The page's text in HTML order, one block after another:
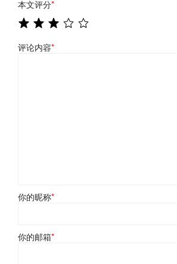
本文评分*
评论内容*
你的昵称*
你的邮箱*